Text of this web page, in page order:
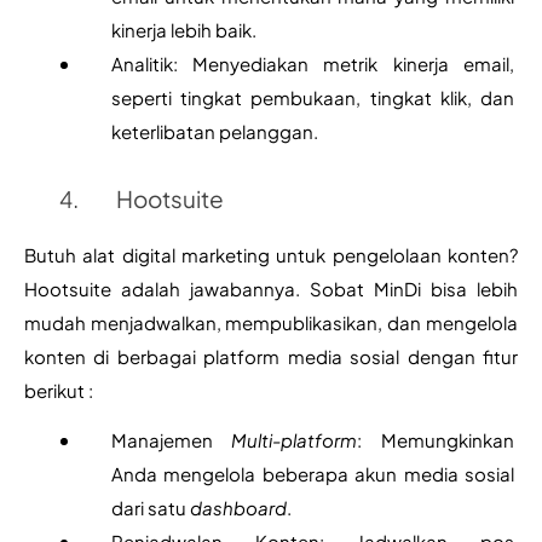
kinerja lebih baik.
Analitik: Menyediakan metrik kinerja email,
seperti tingkat pembukaan, tingkat klik, dan
keterlibatan pelanggan.
Hootsuite
Butuh alat digital marketing untuk pengelolaan konten?
Hootsuite adalah jawabannya. Sobat MinDi bisa lebih
mudah menjadwalkan, mempublikasikan, dan mengelola
konten di berbagai platform media sosial dengan fitur
berikut :
Manajemen Multi-platform: Memungkinkan
Anda mengelola beberapa akun media sosial
dari satu dashboard.